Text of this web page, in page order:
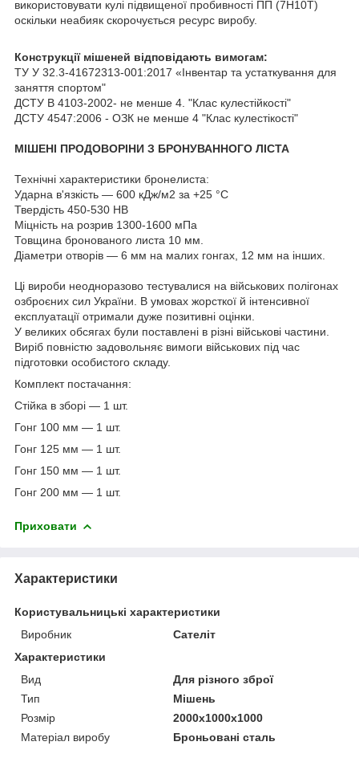
використовувати кулі підвищеної пробивності ПП (7Н10Т)
оскільки неабияк скорочується ресурс виробу.
Конструкції мішеней відповідають вимогам:
ТУ У 32.3-41672313-001:2017 «Інвентар та устаткування для
заняття спортом"
ДСТУ В 4103-2002- не менше 4. "Клас кулестійкості"
ДСТУ 4547:2006 - ОЗК не менше 4 "Клас кулестікості"
МІШЕНІ ПРОДОВОРІНИ З БРОНУВАННОГО ЛІСТА
Технічні характеристики бронелиста:
Ударна в'язкість — 600 кДж/м2 за +25 °C
Твердість 450-530 НВ
Міцність на розрив 1300-1600 мПа
Товщина бронованого листа 10 мм.
Діаметри отворів — 6 мм на малих гонгах, 12 мм на інших.
Ці вироби неодноразово тестувалися на військових полігонах
озброєних сил України. В умовах жорсткої й інтенсивної
експлуатації отримали дуже позитивні оцінки.
У великих обсягах були поставлені в різні військові частини.
Виріб повністю задовольняє вимоги військових під час
підготовки особистого складу.
Комплект постачання:
Стійка в зборі — 1 шт.
Гонг 100 мм — 1 шт.
Гонг 125 мм — 1 шт.
Гонг 150 мм — 1 шт.
Гонг 200 мм — 1 шт.
Приховати
Характеристики
Користувальницькі характеристики
Виробник
Сателіт
Характеристики
Вид
Для різного зброї
Тип
Мішень
Розмір
2000х1000х1000
Матеріал виробу
Броньовані сталь